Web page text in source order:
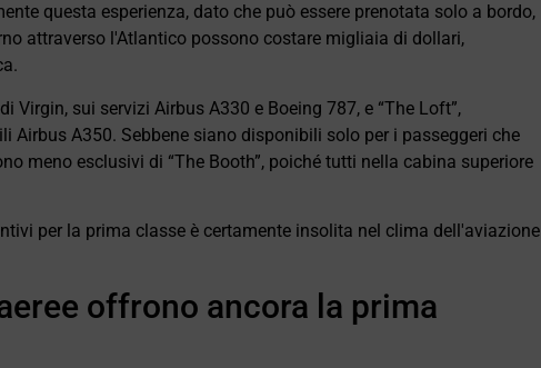
questa esperienza, dato che può essere prenotata solo a bordo,
attraverso l'Atlantico possono costare migliaia di dollari,
Virgin, sui servizi Airbus A330 e Boeing 787, e “The Loft”,
Airbus A350. Sebbene siano disponibili solo per i passeggeri che
meno esclusivi di “The Booth”, poiché tutti nella cabina superiore
per la prima classe è certamente insolita nel clima dell'aviazione
offrono ancora la prima